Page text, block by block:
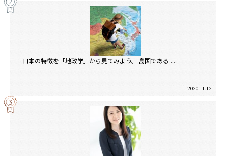
日本の特徴を「地政学」から見てみよう。 島国である ....
2020.11.12